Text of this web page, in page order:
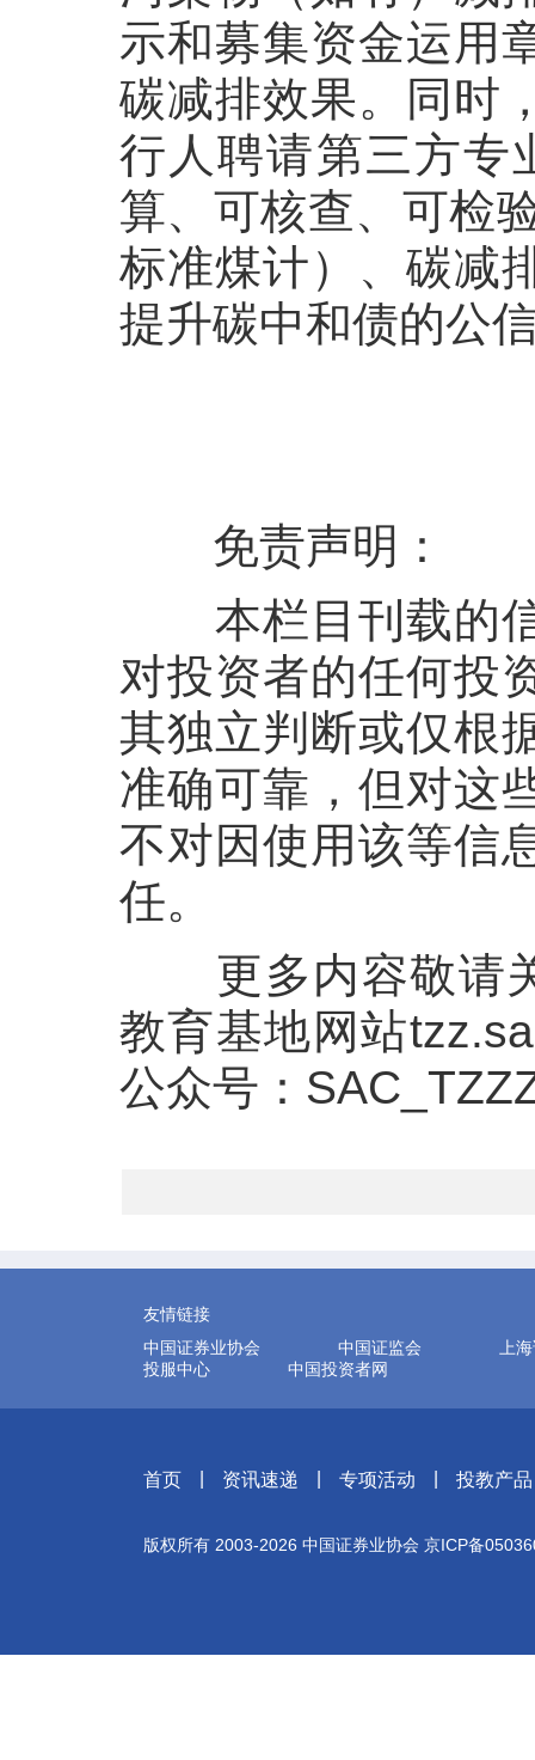
示和募集资金运用
碳减排效果。同时
行人聘请第三方专
算、可核查、可检
标准煤计）、碳减
提升碳中和债的公
免责声明：
本栏目刊载的
对投资者的任何投
其独立判断或仅根
准确可靠，但对这
不对因使用该等信
任。
更多内容敬请
教育基地网站
公众号：
友情链接
中国证券业协会
中国证监会
上
投服中心
中国投资者网
首页 资讯速递 专项活动 投教产品
版权所有 2003-2026 中国证券业协会 京ICP备